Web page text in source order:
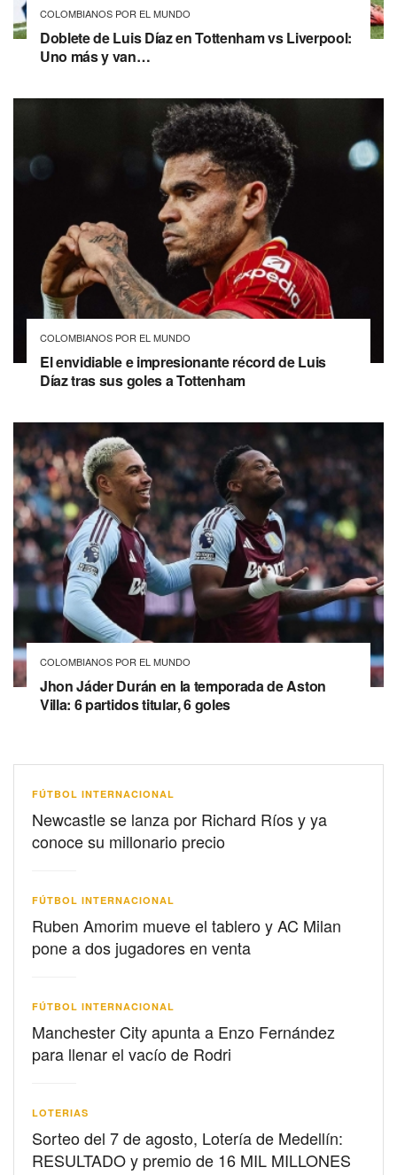
COLOMBIANOS POR EL MUNDO
Doblete de Luis Díaz en Tottenham vs Liverpool:
Uno más y van…
COLOMBIANOS POR EL MUNDO
El envidiable e impresionante récord de Luis
Díaz tras sus goles a Tottenham
COLOMBIANOS POR EL MUNDO
Jhon Jáder Durán en la temporada de Aston
Villa: 6 partidos titular, 6 goles
FÚTBOL INTERNACIONAL
Newcastle se lanza por Richard Ríos y ya
conoce su millonario precio
FÚTBOL INTERNACIONAL
Ruben Amorim mueve el tablero y AC Milan
pone a dos jugadores en venta
FÚTBOL INTERNACIONAL
Manchester City apunta a Enzo Fernández
para llenar el vacío de Rodri
LOTERIAS
Sorteo del 7 de agosto, Lotería de Medellín:
RESULTADO y premio de 16 MIL MILLONES